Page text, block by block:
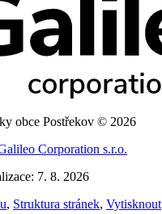
obce Postřekov © 2026
Corporation s.r.o.
7. 8. 2026
, Struktura stránek, Vytisknout